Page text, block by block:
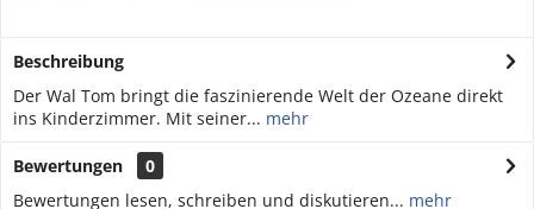
Beschreibung
Der Wal Tom bringt die faszinierende Welt der Ozeane direkt
ins Kinderzimmer. Mit seiner... mehr
Bewertungen
0
Bewertungen lesen, schreiben und diskutieren... mehr